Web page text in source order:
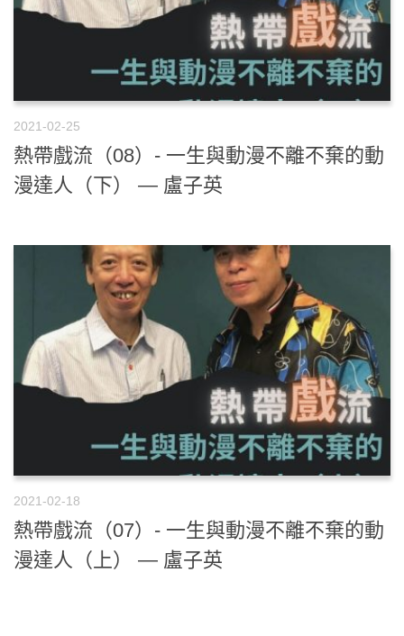
2021-02-25
熱帶戲流（08）- 一生與動漫不離不棄的動
漫達人（下） — 盧子英
2021-02-18
熱帶戲流（07）- 一生與動漫不離不棄的動
漫達人（上） — 盧子英